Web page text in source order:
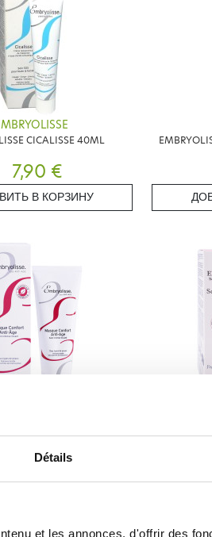
Détails
et les annonces, d'offrir des
CICALISSE 40ML
7,90 €
В КОРЗИНУ
AGE 60ML
24,99 €
В КОРЗИНУ